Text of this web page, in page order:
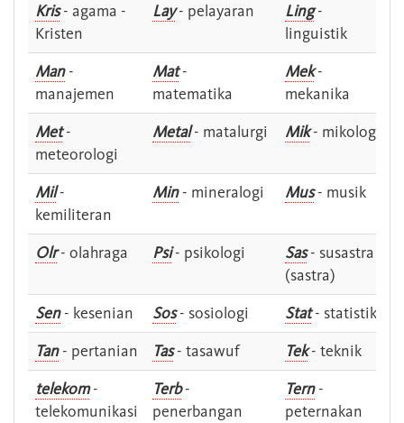
Kris- agama -
Kristen
Lay- pelayaran Ling-
linguistik
Man-
manajemen
Mat-
matematika
Mek-
mekanika
Met-
meteorologi
Metal- matalurgi Mik- mikologi
Mil-
kemiliteran
Min- mineralogi Mus- musik
Olr- olahraga Psi- psikologi Sas- susastra -
(sastra)
Sen- kesenian Sos- sosiologi Stat- statistik
Tan- pertanian Tas- tasawuf Tek- teknik
telekom-
telekomunikasi
Terb-
penerbangan
Tern-
peternakan